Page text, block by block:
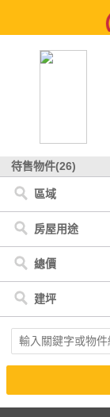
待售物件(26)
區域
台北市 新北市
< 台北市 松山區
< 新北市 林口區
< 桃園市 八德區
房屋用途
全部用途
總價
不限 900萬以下
建坪
不限 20坪以下
50坪以上